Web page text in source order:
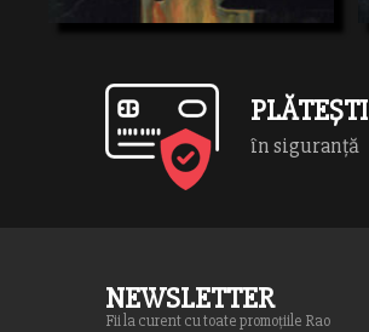
idealuri, victimă a incapacităţii […]
PLĂTEȘTI
în siguranță
NEWSLETTER
Fii la curent cu toate promoțiile Rao